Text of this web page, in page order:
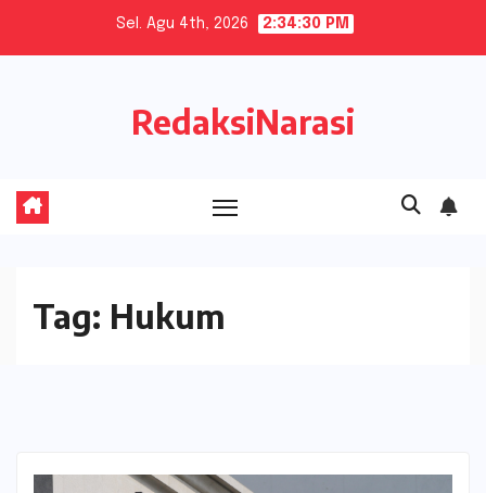
Sel. Agu 4th, 2026 2:34:31 PM
RedaksiNarasi
Tag: Hukum